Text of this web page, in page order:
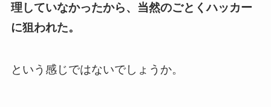
理していなかったから、当然のごとくハッカー
に狙われた。
という感じではないでしょうか。